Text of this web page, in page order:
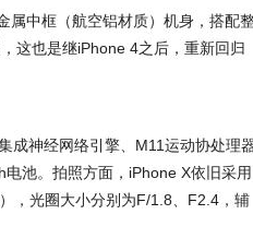
属中框（航空铝材质）机身，搭配
这也是继iPhone 4之后，重新回归
成神经网络引擎、M11运动协处理
池。拍照方面，iPhone X依旧采用
，光圈大小分别为F/1.8、F2.4，辅